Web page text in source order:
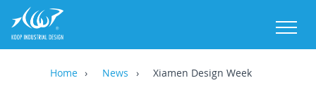
Home News Xiamen Design Week